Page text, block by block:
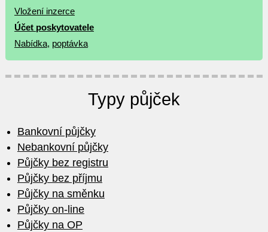
Vložení inzerce
Účet poskytovatele
Nabídka, poptávka
Typy půjček
Bankovní půjčky
Nebankovní půjčky
Půjčky bez registru
Půjčky bez příjmu
Půjčky na směnku
Půjčky on-line
Půjčky na OP